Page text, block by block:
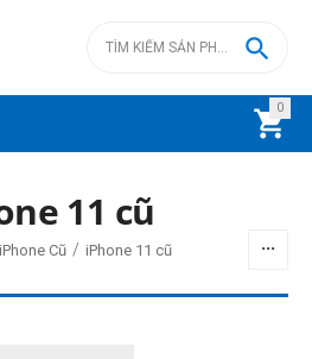
0


11 cũ
iPhone Cũ / iPhone 11 cũ